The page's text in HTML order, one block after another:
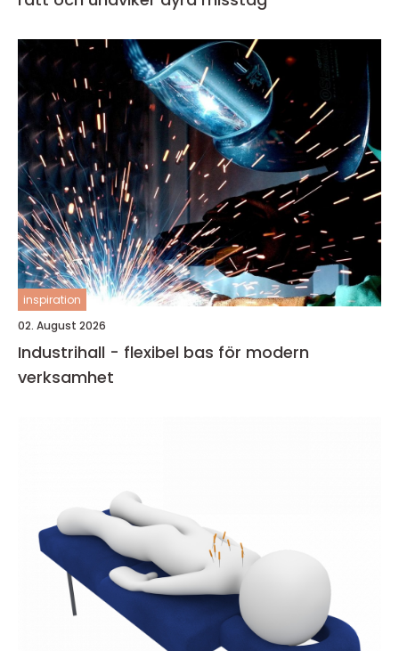
inspiration
02. August 2026
Industrihall - flexibel bas för modern
verksamhet